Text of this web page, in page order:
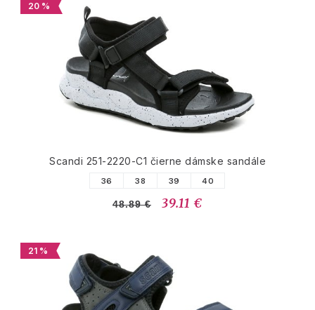
20 %
Scandi 251-2220-C1 čierne dámske sandále
36 38 39 40
48.89 € 39.11 €
21 %